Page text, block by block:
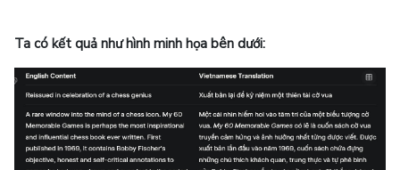
Ta có kết quả như hình minh họa bên dưới: